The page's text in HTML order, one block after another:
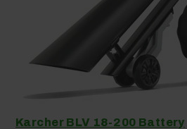
Karcher BLV 18-200 Battery